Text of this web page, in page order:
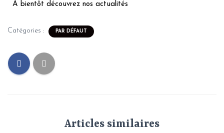
À bientôt découvrez nos actualités
Catégories : PAR DÉFAUT
Articles similaires